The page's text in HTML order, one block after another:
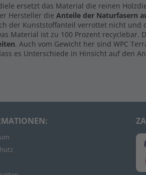
ersetzt das Material die reinen
Hersteller die Anteile der Naturfasern
der Kunststoffanteil verrottet nicht und
Material ist zu 100 Prozent recyclebar.
. Auch vom Gewicht her sind WPC
es Unterschiede in Hinsicht auf den